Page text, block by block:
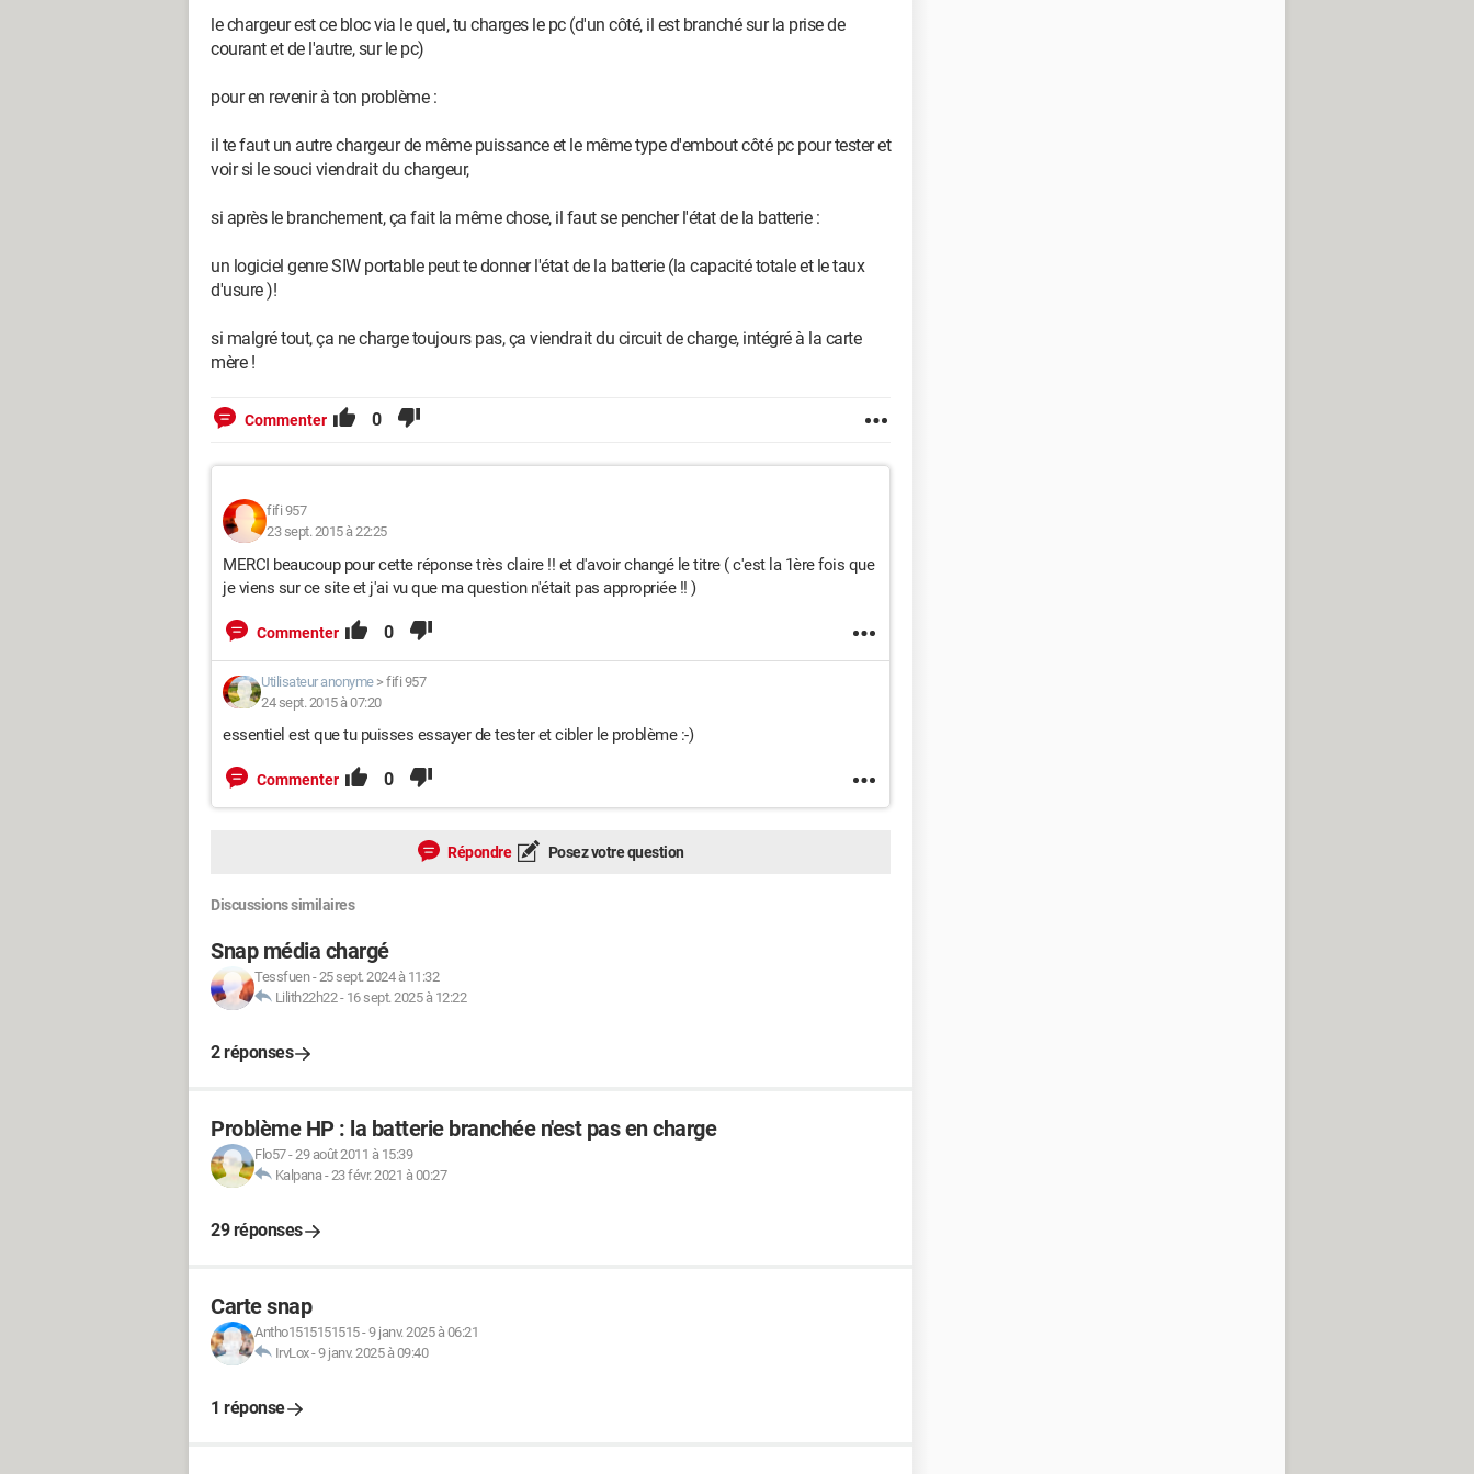
le chargeur est ce bloc via le quel, tu charges le pc (d'un côté, il est branché sur la prise de
courant et de l'autre, sur le pc)
pour en revenir à ton problème :
il te faut un autre chargeur de même puissance et le même type d'embout côté pc pour tester et
voir si le souci viendrait du chargeur,
si après le branchement, ça fait la même chose, il faut se pencher l'état de la batterie :
un logiciel genre SIW portable peut te donner l'état de la batterie (la capacité totale et le taux
d'usure )!
si malgré tout, ça ne charge toujours pas, ça viendrait du circuit de charge, intégré à la carte
mère !
Commenter 0
fifi 957
23 sept. 2015 à 22:25
MERCI beaucoup pour cette réponse très claire !! et d'avoir changé le titre ( c'est la 1ère fois que
je viens sur ce site et j'ai vu que ma question n'était pas appropriée !! )
Commenter 0
Utilisateur anonyme> fifi 957
24 sept. 2015 à 07:20
essentiel est que tu puisses essayer de tester et cibler le problème :-)
Commenter 0
Répondre Posez votre question
Discussions similaires
Snap média chargé
Tessfuen-25 sept. 2024 à 11:32
Lilith22h22- 16 sept. 2025 à 12:22
2 réponses
Problème HP : la batterie branchée n'est pas en charge
Flo57-29 août 2011 à 15:39
Kalpana-23 févr. 2021 à 00:27
29 réponses
Carte snap
Antho1515151515-9 janv. 2025 à 06:21
IrvLox-9 janv. 2025 à 09:40
1 réponse